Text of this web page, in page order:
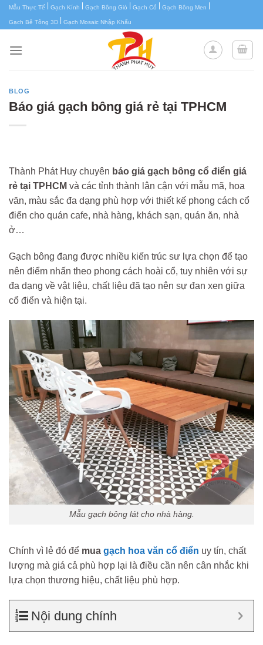
Chuyển
đến
dung
Mẫu Thực Tế Gạch Kính Gạch Bông Gió Gạch Cổ Gạch Bông Men
Gạch Bê Tông 3D Gạch Mosaic Nhập Khẩu
BLOG
Báo giá gạch bông giá rẻ tại TPHCM
Thành Phát Huy chuyên báo giá gạch bông cổ điển giá
rẻ tại TPHCM và các tỉnh thành lân cận với mẫu mã, hoa
văn, màu sắc đa dạng phù hợp với thiết kế phong cách cổ
điển cho quán cafe, nhà hàng, khách sạn, quán ăn, nhà
ở…
Gạch bông đang được nhiều kiến trúc sư lựa chọn để tạo
nên điểm nhấn theo phong cách hoài cổ, tuy nhiên với sự
đa dạng về vật liệu, chất liệu đã tạo nên sự đan xen giữa
cổ điển và hiện tại.
Mẫu gạch bông lát cho nhà hàng.
Chính vì lẻ đó để mua gạch hoa văn cổ điển uy tín, chất
lượng mà giá cả phù hợp lại là điều cần nên cân nhắc khi
lựa chọn thương hiệu, chất liệu phù hợp.
Nội dung chính